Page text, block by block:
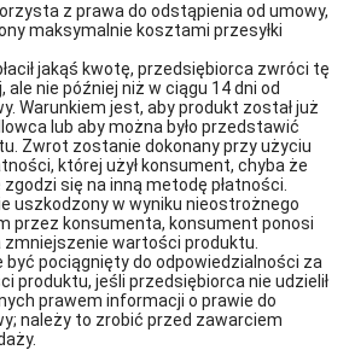
z prawa do odstąpienia od umowy,
maksymalnie kosztami przesyłki
jakąś kwotę, przedsiębiorca zwróci tę
ale nie później niż w ciągu 14 dni od
Warunkiem jest, aby produkt został już
lub aby można było przedstawić
Zwrot zostanie dokonany przy użyciu
której użył konsument, chyba że
się na inną metodę płatności.
uszkodzony w wyniku nieostrożnego
przez konsumenta, konsument ponosi
wartości produktu.
być pociągnięty do odpowiedzialności za
produktu, jeśli przedsiębiorca nie udzielił
prawem informacji o prawie do
należy to zrobić przed zawarciem